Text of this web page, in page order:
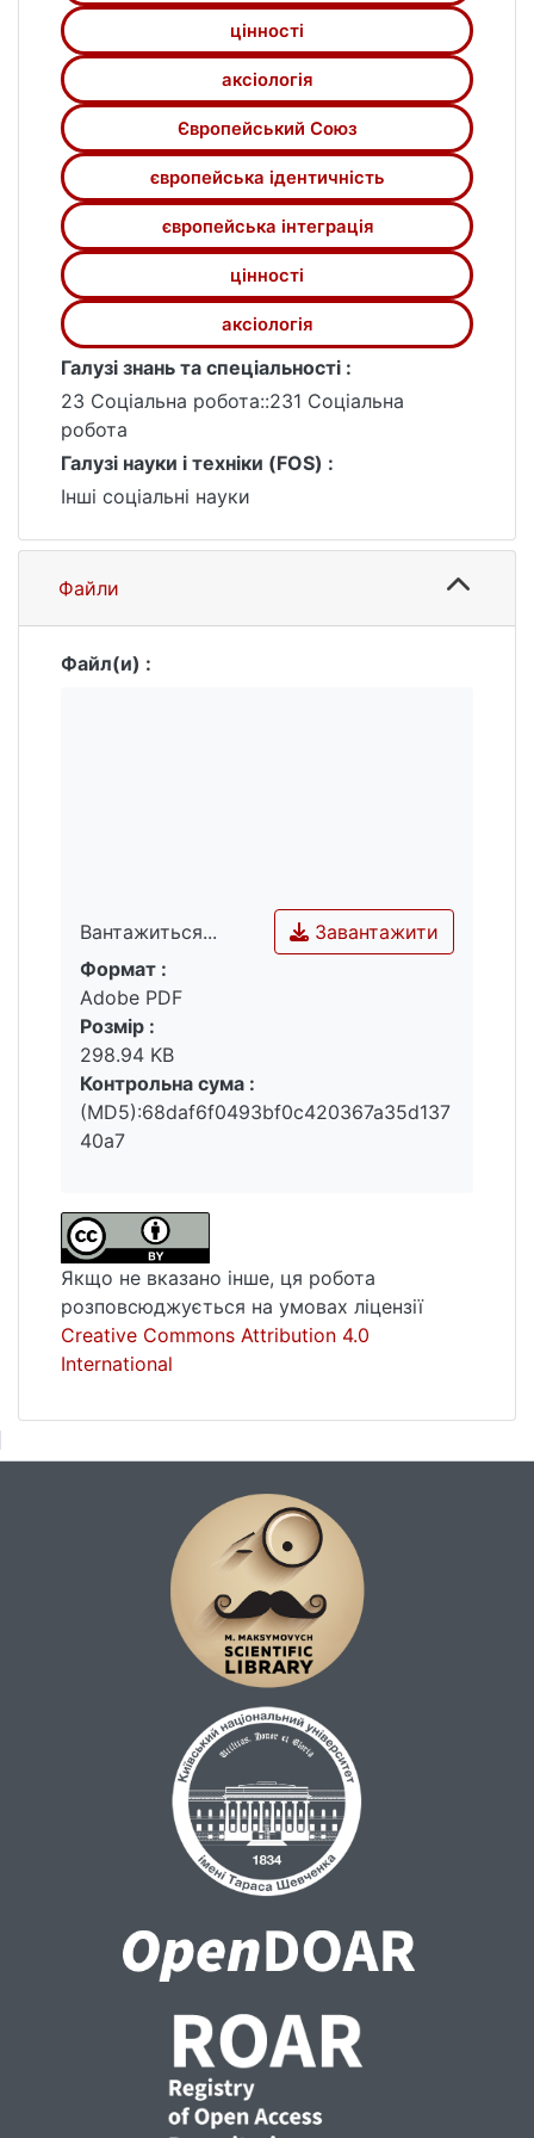
цінності
аксіологія
Європейський Союз
європейська ідентичність
європейська інтеграція
цінності
аксіологія
Галузі знань та спеціальності :
23 Соціальна робота::231 Соціальна
робота
Галузі науки і техніки (FOS) :
Інші соціальні науки
Файли
Файл(и) :
Вантажиться...
Вантажиться...
Завантажити
Формат :
Adobe PDF
Розмір :
298.94 KB
Контрольна сума :
(MD5):68daf6f0493bf0c420367a35d137
40a7
Якщо не вказано інше, ця робота
розповсюджується на умовах ліцензії
Creative Commons Attribution 4.0
International